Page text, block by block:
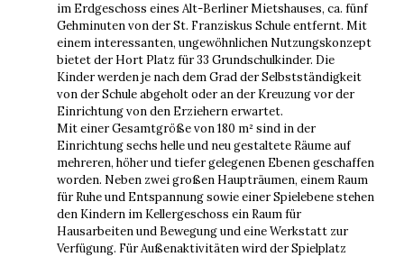
im Erdgeschoss eines Alt-Berliner Mietshauses, ca. fünf
Gehminuten von der St. Franziskus Schule entfernt. Mit
einem interessanten, ungewöhnlichen Nutzungskonzept
bietet der Hort Platz für 33 Grundschulkinder. Die
Kinder werden je nach dem Grad der Selbstständigkeit
von der Schule abgeholt oder an der Kreuzung vor der
Einrichtung von den Erziehern erwartet.
Mit einer Gesamtgröße von 180 m² sind in der
Einrichtung sechs helle und neu gestaltete Räume auf
mehreren, höher und tiefer gelegenen Ebenen geschaffen
worden. Neben zwei großen Haupträumen, einem Raum
für Ruhe und Entspannung sowie einer Spielebene stehen
den Kindern im Kellergeschoss ein Raum für
Hausarbeiten und Bewegung und eine Werkstatt zur
Verfügung. Für Außenaktivitäten wird der Spielplatz